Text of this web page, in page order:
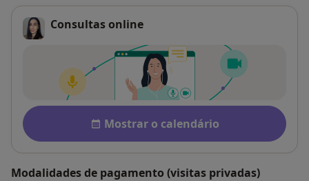
Consultas online
Disponibilidade
Mostrar o calendário
Modalidades de pagamento (visitas privadas)